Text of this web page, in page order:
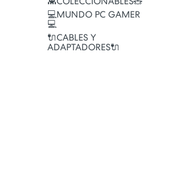
💻MUNDO PC GAMER
💻
🔌CABLES Y
ADAPTADORES🔌